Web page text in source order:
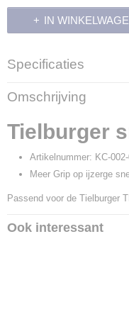
IN
Specificaties
Productcode
KC-002-009
Productcode leverancier
KC-002-009
Omschrijving
Tielburger
Artikelnummer: KC-
Meer Grip op ijzerge
Passend voor de Tielburger
Ook interessant